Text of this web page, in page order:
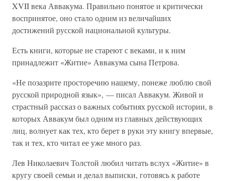
XVII века Аввакума. Правильно понятое и критически
воспринятое, оно стало одним из величайших
достижений русской национальной культуры.
Есть книги, которые не стареют с веками, и к ним
принадлежит «Житие» Аввакума сына Петрова.
«Не позазрите просторечию нашему, понеже люблю свой
русской природной язык», — писал Аввакум. Живой и
страстный рассказ о важных событиях русской истории, в
которых Аввакум был одним из главных действующих
лиц, волнует как тех, кто берет в руки эту книгу впервые,
так и тех, кто читал ее уже много раз.
Лев Николаевич Толстой любил читать вслух «Житие» в
кругу своей семьи и делал выписки, готовясь к работе